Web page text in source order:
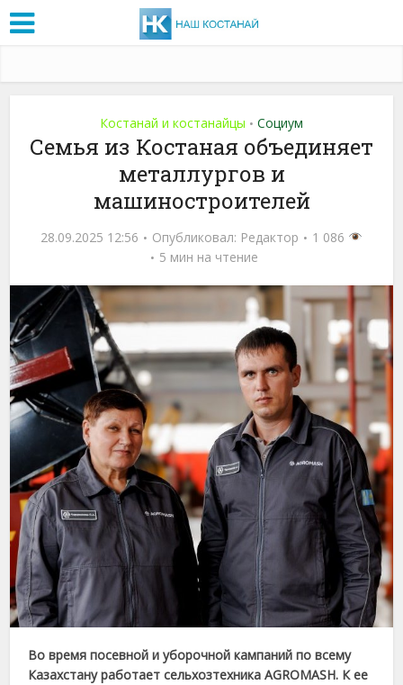
Костанай и костанайцы • Социум
Семья из Костаная объединяет
металлургов и
машиностроителей
28.09.2025 12:56 Опубликовал: Редактор
1 086
5 мин на чтение
Во время посевной и уборочной кампаний по всему
Казахстану работает сельхозтехника AGROMASH. К ее